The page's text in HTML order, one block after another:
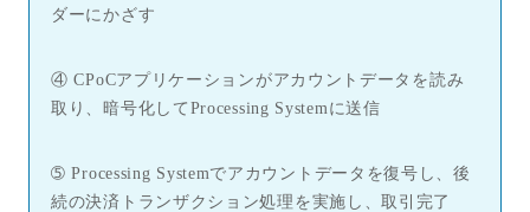
ダーにかざす
④ CPoCアプリケーションがアカウントデータを読み
取り、暗号化して Processing System に送信
➄ Processing Systemでアカウントデータを復号し、後
続の決済トランザクション処理を実施し、取引完了